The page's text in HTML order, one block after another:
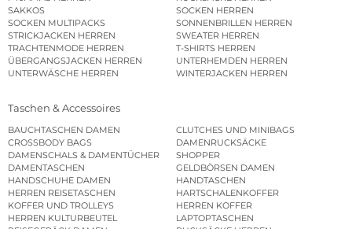
SAKKOS
SOCKEN HERREN
SOCKEN MULTIPACKS
SONNENBRILLEN HERREN
STRICKJACKEN HERREN
SWEATER HERREN
TRACHTENMODE HERREN
T-SHIRTS HERREN
ÜBERGANGSJACKEN HERREN
UNTERHEMDEN HERREN
UNTERWÄSCHE HERREN
WINTERJACKEN HERREN
Taschen & Accessoires
BAUCHTASCHEN DAMEN
CLUTCHES UND MINIBAGS
CROSSBODY BAGS
DAMENRUCKSÄCKE
DAMENSCHALS & DAMENTÜCHER
SHOPPER
DAMENTASCHEN
GELDBÖRSEN DAMEN
HANDSCHUHE DAMEN
HANDTASCHEN
HERREN REISETASCHEN
HARTSCHALENKOFFER
KOFFER UND TROLLEYS
HERREN KOFFER
HERREN KULTURBEUTEL
LAPTOPTASCHEN